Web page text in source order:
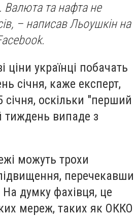
Валюта та нафта не
– написав Льоушкін на
ціни українці побачать
січня, каже експерт,
січня, оскільки "перший
тиждень випаде з
можуть трохи
перечекавши
На думку фахівця, це
мереж, таких як ОККО